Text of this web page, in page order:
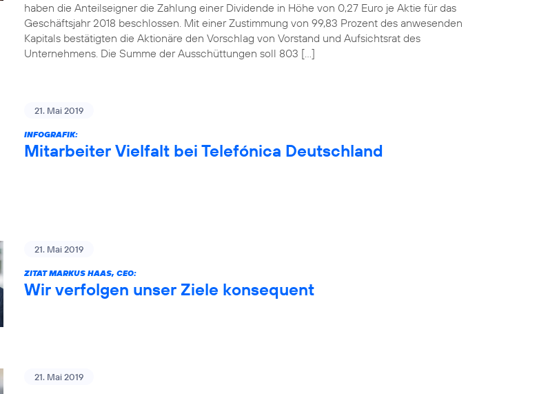
haben die Anteilseigner die Zahlung einer Dividende in Höhe von 0,27 Euro je Aktie für das
Geschäftsjahr 2018 beschlossen. Mit einer Zustimmung von 99,83 Prozent des anwesenden
Kapitals bestätigten die Aktionäre den Vorschlag von Vorstand und Aufsichtsrat des
Unternehmens. Die Summe der Ausschüttungen soll 803 […]
21. Mai 2019
INFOGRAFIK:
Mitarbeiter Vielfalt bei Telefónica Deutschland
21. Mai 2019
ZITAT MARKUS HAAS, CEO:
Wir verfolgen unser Ziele konsequent
21. Mai 2019